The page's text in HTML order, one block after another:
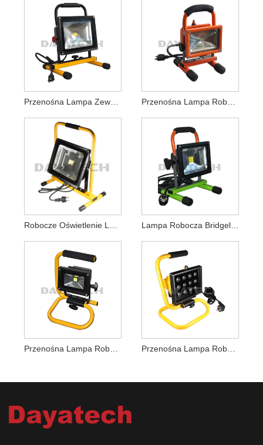
Przenośna Lampa Zewnętrzna LED O Mocy 30 W Przenośna Lampa Robocza LED Z Przewodem AC
Robocze Oświetlenie LED O Mocy 10–150 W Lampa Robocza Bridgelux LED Z Przewodem, 85–265 V AC
Przenośna Lampa Robocza LED O Mocy 10 W